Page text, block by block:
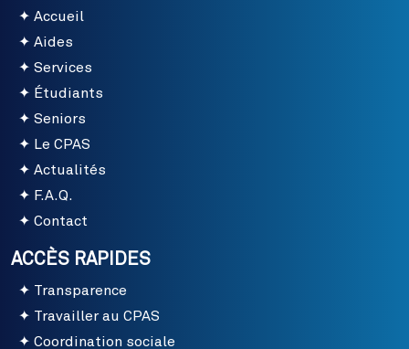
Accueil
Aides
Services
Étudiants
Seniors
Le CPAS
Actualités
F.A.Q.
Contact
ACCÈS RAPIDES
Transparence
Travailler au CPAS
Coordination sociale